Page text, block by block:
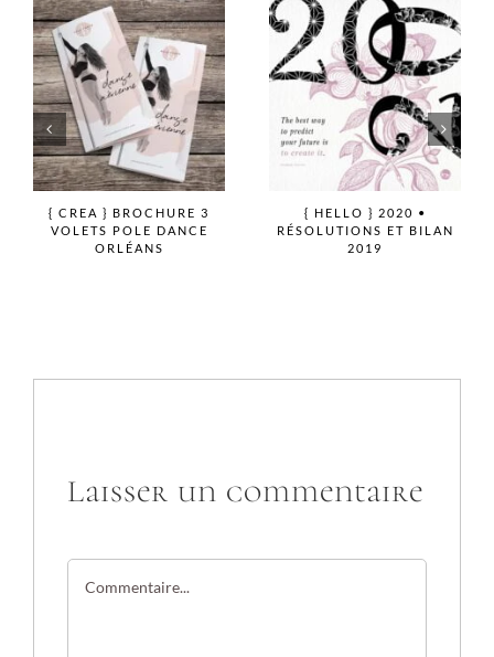
{ CREA } BROCHURE 3
VOLETS POLE DANCE
ORLÉANS
{ HELLO } 2020 •
RÉSOLUTIONS ET BILAN
2019
Laisser un commentaire